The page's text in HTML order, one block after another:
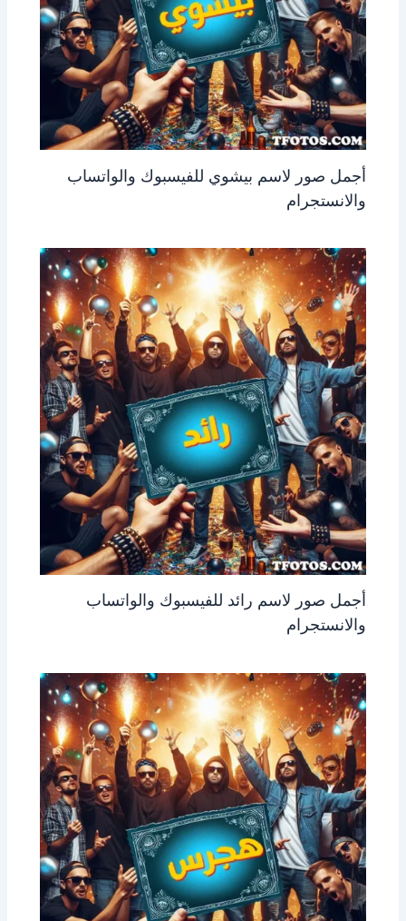
أجمل صور لاسم بيشوي للفيسبوك والواتساب
والانستجرام
أجمل صور لاسم رائد للفيسبوك والواتساب
والانستجرام